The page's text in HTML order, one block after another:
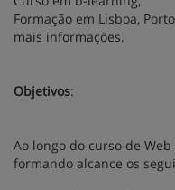
Formação em Lisboa,
mais informações.
Objetivos:
Ao longo do curso de
formando alcance os